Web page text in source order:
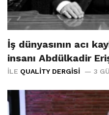
İş dünyasının acı
insanı Abdülkadir
İLE QUALITY DERGISI 3